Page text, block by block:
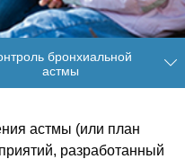
бронхиальной
астмы
астмы (или план
разработанный